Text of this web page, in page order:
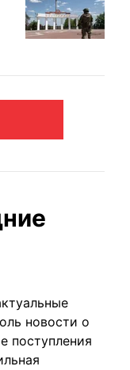
новости о
поступления